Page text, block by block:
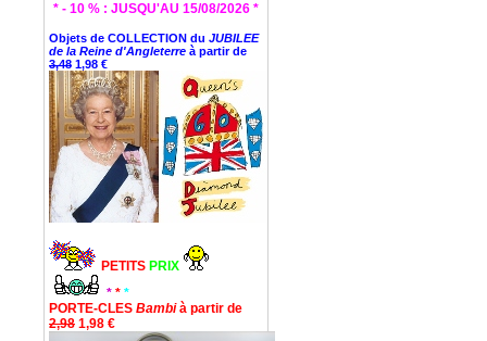
* - 10 % : JUSQU'AU 15/08/2026 *
Objets de COLLECTION du JUBILEE
de la Reine d'Angleterre à partir de
3,48 1,98 €
PETITS PRIX
* * *
PORTE-CLES Bambià partir de
2,98 1,98 €